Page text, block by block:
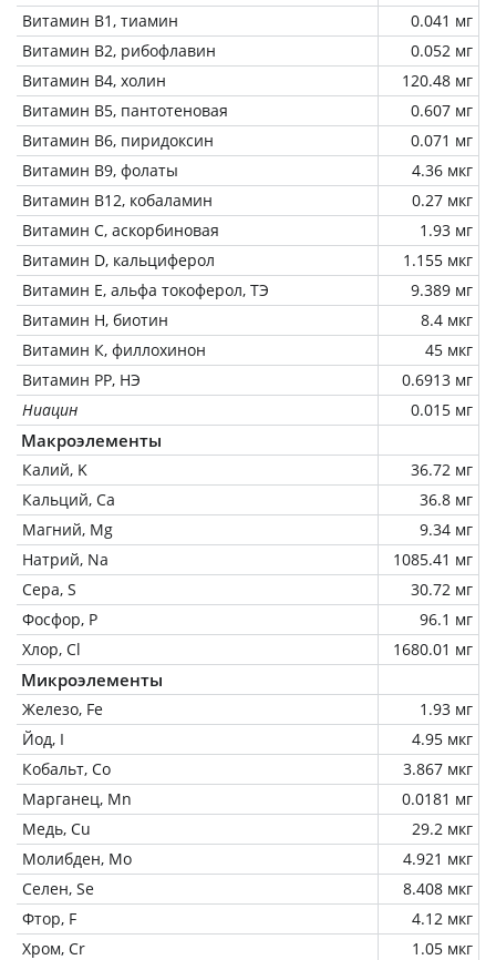
Витамин В1, тиамин
0.041 мг
Витамин В2, рибофлавин
0.052 мг
Витамин В4, холин
120.48 мг
Витамин В5, пантотеновая
0.607 мг
Витамин В6, пиридоксин
0.071 мг
Витамин В9, фолаты
4.36 мкг
Витамин В12, кобаламин
0.27 мкг
Витамин C, аскорбиновая
1.93 мг
Витамин D, кальциферол
1.155 мкг
Витамин Е, альфа токоферол, ТЭ
9.389 мг
Витамин Н, биотин
8.4 мкг
Витамин К, филлохинон
45 мкг
Витамин РР, НЭ
0.6913 мг
Ниацин
0.015 мг
Макроэлементы
Калий, K
36.72 мг
Кальций, Ca
36.8 мг
Магний, Mg
9.34 мг
Натрий, Na
1085.41 мг
Сера, S
30.72 мг
Фосфор, P
96.1 мг
Хлор, Cl
1680.01 мг
Микроэлементы
Железо, Fe
1.93 мг
Йод, I
4.95 мкг
Кобальт, Co
3.867 мкг
Марганец, Mn
0.0181 мг
Медь, Cu
29.2 мкг
Молибден, Mo
4.921 мкг
Селен, Se
8.408 мкг
Фтор, F
4.12 мкг
Хром, Cr
1.05 мкг